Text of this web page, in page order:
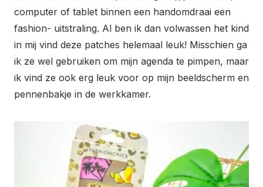
computer of tablet binnen een handomdraai een
fashion- uitstraling. Al ben ik dan volwassen het kind
in mij vind deze patches helemaal leuk! Misschien ga
ik ze wel gebruiken om mijn agenda te pimpen, maar
ik vind ze ook erg leuk voor op mijn beeldscherm en
pennenbakje in de werkkamer.